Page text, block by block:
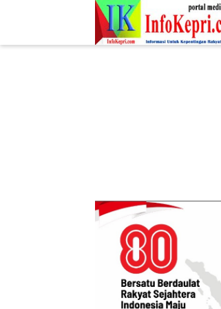
.post-body img { display: block; margin: 0